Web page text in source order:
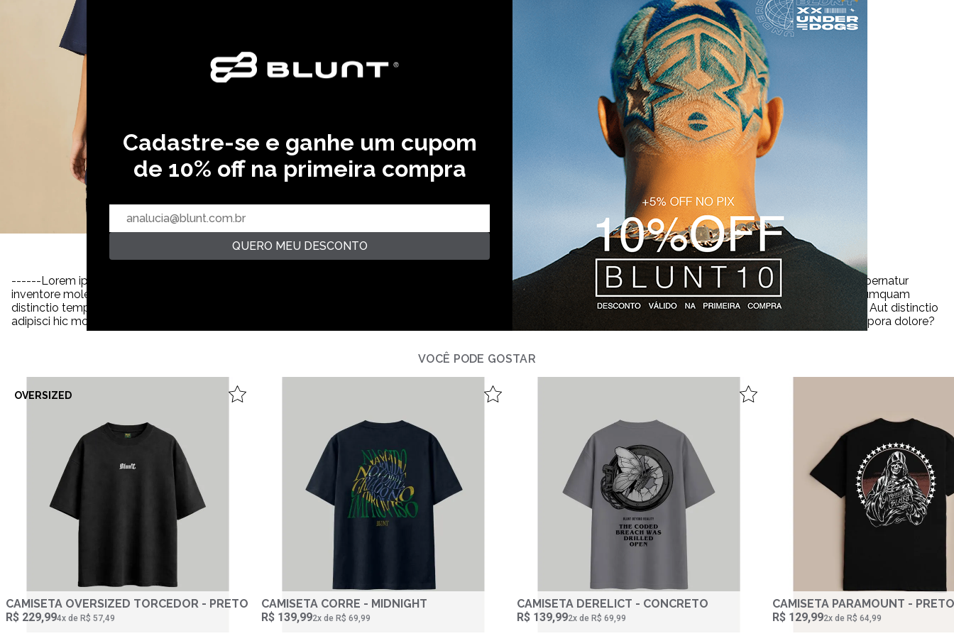
Garantia de Qualidade
------Lorem ipsum dolor sit amet consectetur, adipisicing elit. Eos nostrum, a blanditiis distinctio voluptas error itaque fugit cum eveniet voluptatem doloremque aspernatur
inventore molestiae quia voluptates officiis magni ipsum in? Lorem ipsum dolor sit amet consectetur adipisicing elit. Expedita pariatur non facilis quam nulla quasi numquam
distinctio tempora veniam quia quisquam incidunt reiciendis, saepe neque unde labore illum dolor provident. Lorem ipsum dolor sit amet consectetur adipisicing elit. Aut distinctio
adipisci hic molestiae, amet quibusdam cupiditate inventore fugit eveniet aliquam similique praesentium debitis ab necessitatibus, dolorem reprehenderit neque tempora dolore?
Avaliações
VOCÊ PODE GOSTAR
OVERSIZED
CAMISETA OVERSIZED TORCEDOR - PRETO
R$ 229,994‌x de R$ 57,49
CAMISETA CORRE - MIDNIGHT
R$ 139,992‌x de R$ 69,99
CAMISETA DERELICT - CONCRETO
R$ 139,992‌x de R$ 69,99
CAMISETA PARAMOUNT - PRETO
R$ 129,992‌x de R$ 64,99
Cadastre-se e ganhe um cupom
de 10% off na primeira compra
QUERO MEU DESCONTO